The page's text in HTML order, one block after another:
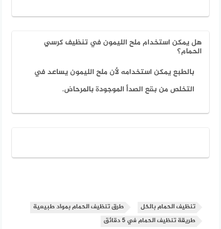
هل يمكن استخدام ملح الليمون في تنظيف كرسي
الحمام؟
بالطبع يمكن استخدامه لأن ملح الليمون يساعد في
التخلص من بقع الصدأ الموجودة بالمرحاض.
تنظيف الحمام بالخل
طرق تنظيف الحمام بمواد طبيعية
طريقة تنظيف الحمام في 5 دقائق